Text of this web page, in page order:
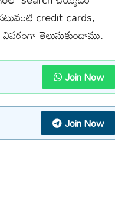
credit cards,
తెలుసుకుందాము.
Join Now
Join Now